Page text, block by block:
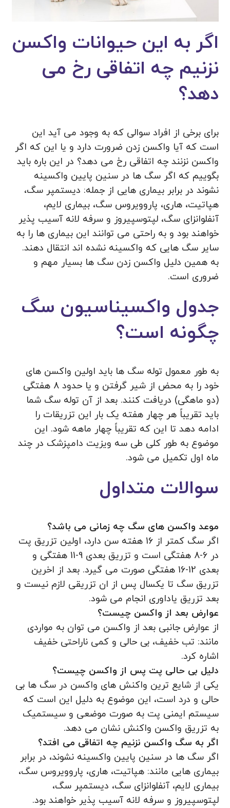
اگر به این حیوانات واکسن
نزنیم چه اتفاقی رخ می
دهد؟
برای برخی از افراد سوالی که به وجود می‌ آید این
است که آیا واکسن زدن ضرورت دارد و یا این که اگر
واکسن نزنند چه اتفاقی رخ می‌ دهد؟ در این باره باید
بگوییم که اگر سگ ها در سنین پایین واکسینه
نشوند در برابر بیماری هایی از جمله: دیستمپر سگ،
هپاتیت، هاری، پاروویروس سگ، بیماری لایم،
آنفلوانزای سگ، لپتوسپیروز و سرفه لانه آسیب پذیر
خواهند بود و به راحتی می توانند این بیماری ها را به
سایر سگ هایی که واکسینه نشده اند انتقال دهند.
به همین دلیل واکسن زدن سگ ها بسیار مهم و
ضروری است.
جدول واکسیناسیون سگ
چگونه است؟
به طور معمول توله سگ ها باید اولین واکسن های
خود را به محض از شیر گرفتن و یا حدود 8 هفتگی
(دو ماهگی) دریافت کنند. بعد از آن توله سگ شما
باید تقریباً هر چهار هفته یک بار این تزریقات را
ادامه دهد تا این که تقریباً چهار ماهه شود. این
موضوع به طور کلی طی سه ویزیت دامپزشک در چند
ماه اول تکمیل می شود.
سوالات متداول
موعد واکسن های سگ چه زمانی می باشد؟
اگر سگ کمتر از 16 هفته سن دارد، اولین تزریق پت
در 6-8 هفتگی است و تزریق بعدی 9-11 هفتگی و
بعدی 12-16 هفتگی صورت می گیرد. بعد از اخرین
تزریق سگ تا یکسال پس از ان تزریقی لازم نیست و
بعد تزریق یاداوری انجام می شود.
عوارض بعد از واکسن چیست؟
از عوارض جانبی بعد از واکسن می‌ توان به مواردی
مانند: تب خفیف، بی حالی و کمی ناراحتی خفیف
اشاره کرد.
دلیل بی حالی پت پس از واکسن چیست؟
یکی از شایع ترین واکنش های واکسن در سگ ها بی
حالی و درد است، این موضوع به دلیل این است که
سیستم ایمنی پت به صورت موضعی و سیستمیک
به تزریق واکسن واکنش نشان می دهد.
اگر به سگ واکسن نزنیم چه اتفاقی می افتد؟
اگر سگ ها در سنین پایین واکسینه نشوند، در برابر
بیماری هایی مانند: هپاتیت، هاری، پاروویروس سگ،
بیماری لایم، آنفلوانزای سگ، دیستمپر سگ،
لپتوسپیروز و سرفه لانه آسیب پذیر خواهند بود.